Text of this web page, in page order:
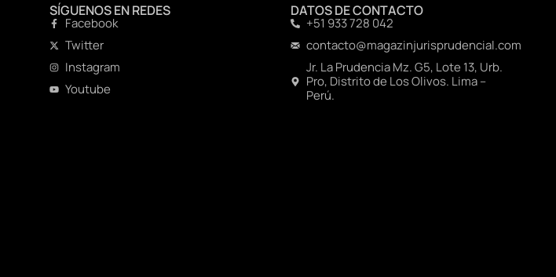
SÍGUENOS EN REDES
Facebook
Twitter
Instagram
Youtube
DATOS DE CONTACTO
+51 933 728 042
contacto@magazinjurisprudencial.com
Jr. La Prudencia Mz. G5, Lote 13, Urb.
Pro, Distrito de Los Olivos. Lima –
Perú.